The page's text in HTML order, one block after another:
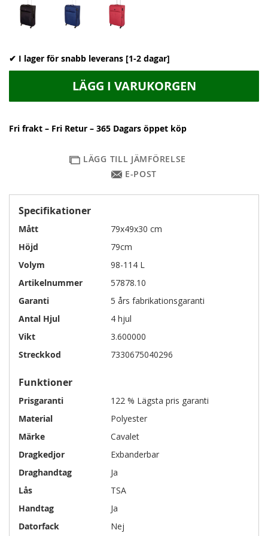
✔ I lager för snabb leverans [1-2 dagar]
LÄGG I VARUKORGEN
Fri frakt – Fri Retur – 365 Dagars öppet köp
LÄGG TILL JÄMFÖRELSE
E-POST
Specifikationer
Mått
79x49x30 cm
Höjd
79cm
Volym
98-114 L
Artikelnummer
57878.10
Garanti
5 års fabrikationsgaranti
Antal Hjul
4 hjul
Vikt
3.600000
Streckkod
7330675040296
Funktioner
Prisgaranti
122 % Lägsta pris garanti
Material
Polyester
Märke
Cavalet
Dragkedjor
Exbanderbar
Draghandtag
Ja
Lås
TSA
Handtag
Ja
Datorfack
Nej